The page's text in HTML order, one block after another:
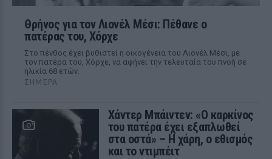
Θρήνος για τον Λιονέλ Μέσι: Πέθανε ο
πατέρας του, Χόρχε
Στο πένθος έχει βυθιστεί η οικογένεια του Λιονέλ Μέσι, με
τον πατέρα του, Χόρχε, να αφήνει την τελευταία του πνοή σε
ηλικία 68 ετών.
ΣΉΜΕΡΑ
Χάντερ Μπάιντεν: «Ο καρκίνος
του πατέρα έχει εξαπλωθεί
στα οστά» – Η χάρη, ο εθισμός
και το ντιμπέιτ